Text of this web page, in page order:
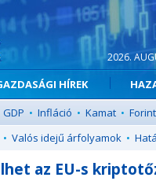
2026.
HÍREK
GDP • Infláció • Kamat • Forint
• Valós idejű árfolyamok •
az EU-s